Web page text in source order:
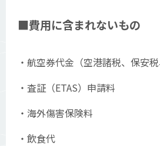
■費用に含まれないもの
・航空券代金（空港諸税、保安税
・査証（ETAS）申請料
・海外傷害保険料
・飲食代